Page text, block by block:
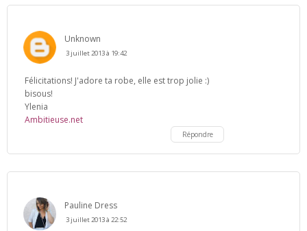
Unknown
3 juillet 2013 à 19:42
Félicitations! J'adore ta robe, elle est trop jolie :)
bisous!
Ylenia
Ambitieuse.net
Répondre
Pauline Dress
3 juillet 2013 à 22:52